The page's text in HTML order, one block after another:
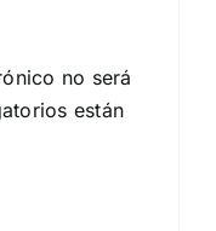
no será
están